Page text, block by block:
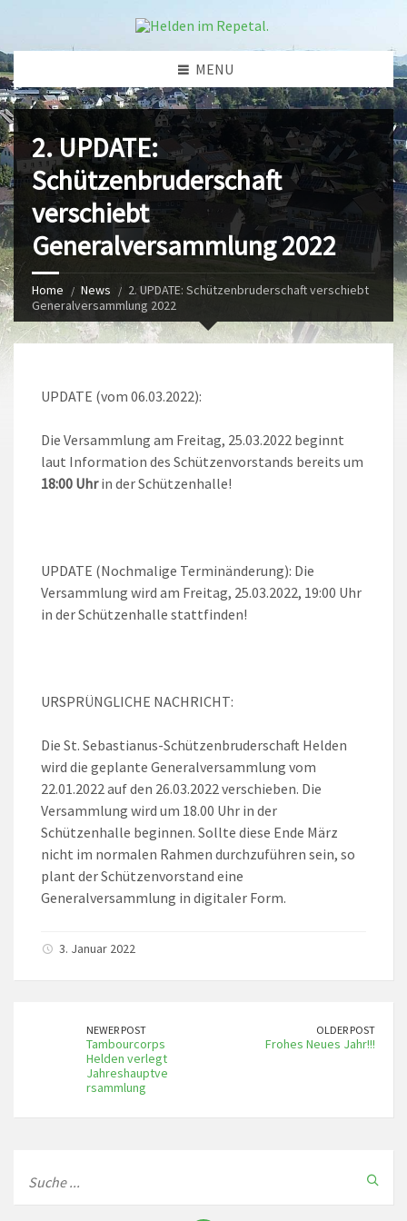
MENU
2. UPDATE:
Schützenbruderschaft
verschiebt
Generalversammlung 2022
Home News
2. UPDATE: Schützenbruderschaft verschiebt
Generalversammlung 2022
UPDATE (vom 06.03.2022):
Die Versammlung am Freitag, 25.03.2022 beginnt
laut Information des Schützenvorstands bereits um
18:00 Uhrin der Schützenhalle!
UPDATE (Nochmalige Terminänderung): Die
Versammlung wird am Freitag, 25.03.2022, 19:00 Uhr
in der Schützenhalle stattfinden!
URSPRÜNGLICHE NACHRICHT:
Die St. Sebastianus-Schützenbruderschaft Helden
wird die geplante Generalversammlung vom
22.01.2022 auf den 26.03.2022 verschieben. Die
Versammlung wird um 18.00 Uhr in der
Schützenhalle beginnen. Sollte diese Ende März
nicht im normalen Rahmen durchzuführen sein, so
plant der Schützenvorstand eine
Generalversammlung in digitaler Form.
3. Januar 2022
NEWER POST
Tambourcorps
Helden verlegt
Jahreshauptve
rsammlung
OLDER POST
Frohes Neues Jahr!!!